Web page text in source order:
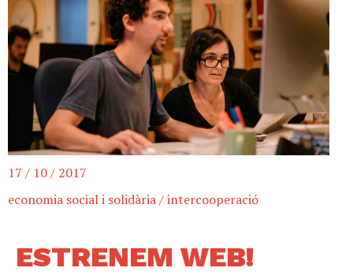
17 / 10 / 2017
economia social i solidària/intercooperació
ESTRENEM WEB!